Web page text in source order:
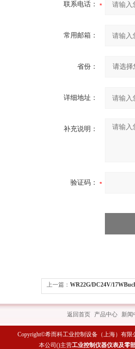
联系电话：
常用邮箱：
省份：
详细地址：
补充说明：
验证码：
上一篇： WR22G/DC24V/
返回首页 产品中心 新闻
Copyright©希而科工业控制设备（上海）有限
本公司()主营工业控制仪器仪表及零